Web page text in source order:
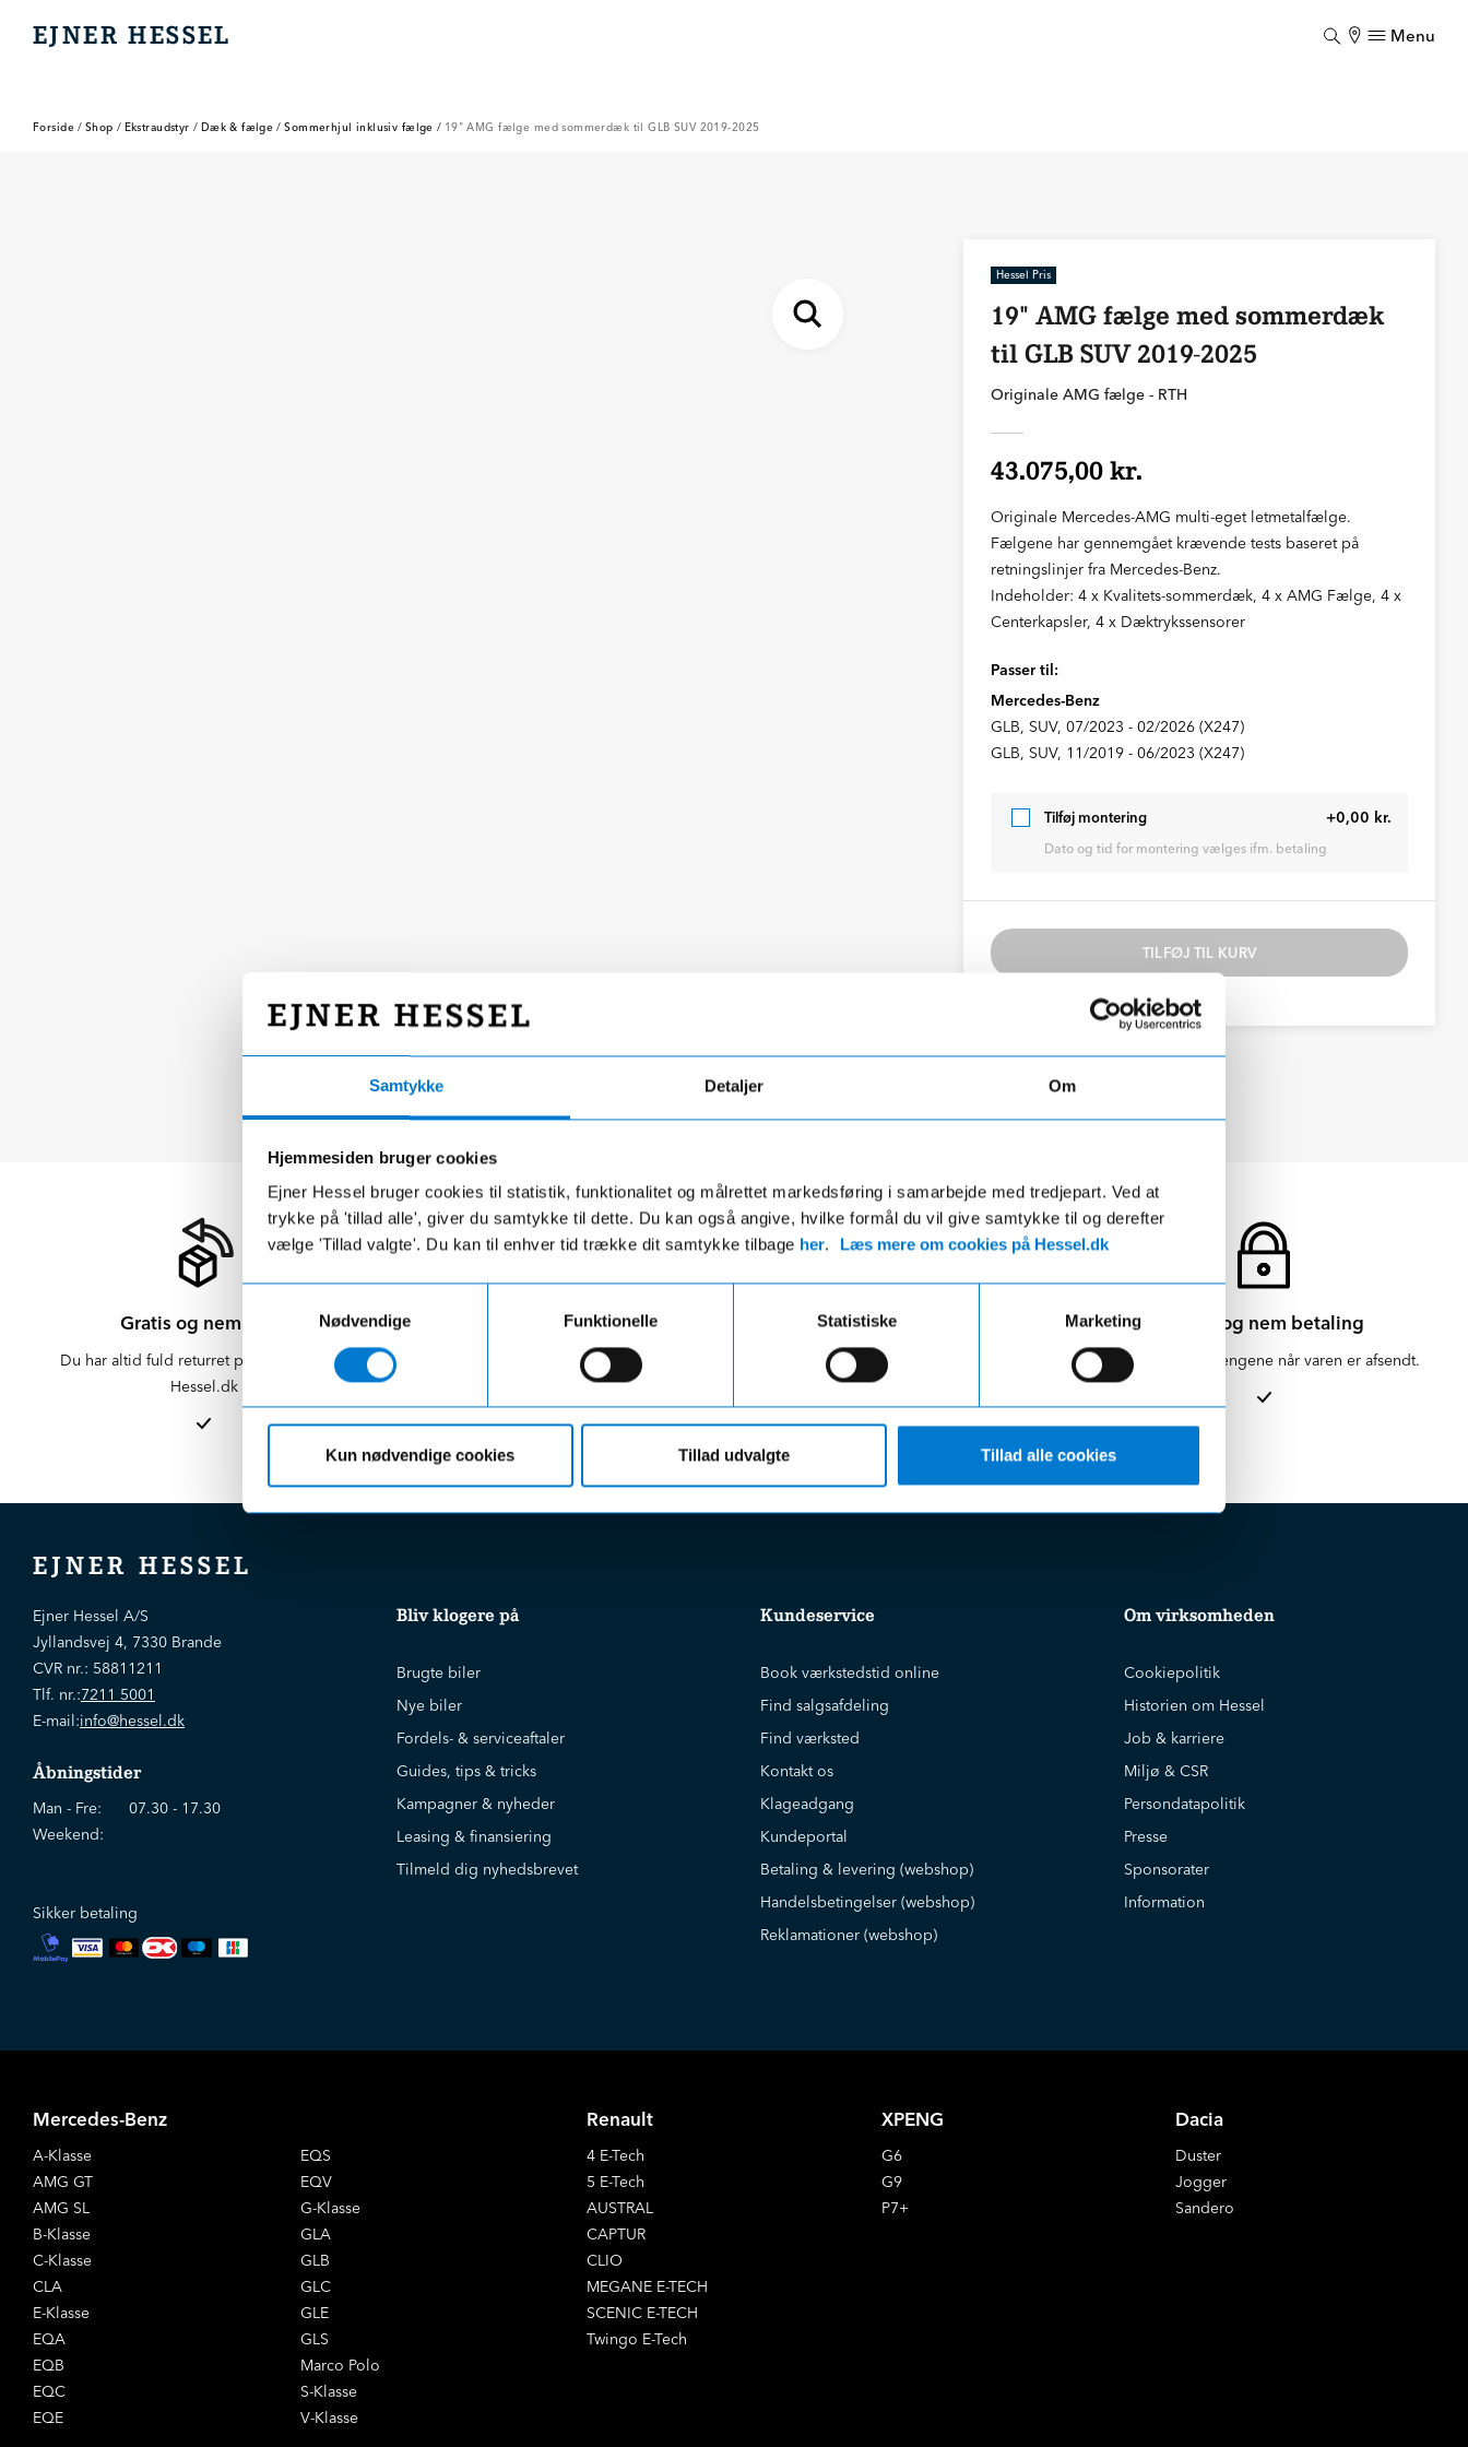
Samtykke Detaljer Om
Hjemmesiden bruger cookies
Ejner Hessel bruger cookies til statistik, funktionalitet og målrettet markedsføring i samarbejde med tredjepart. Ved at
trykke på 'tillad alle', giver du samtykke til dette. Du kan også angive, hvilke formål du vil give samtykke til og derefter
vælge 'Tillad valgte'. Du kan til enhver tid trække dit samtykke tilbage her. Læs mere om cookies på Hessel.dk
Nødvendige
Funktionelle Statistiske Marketing
Kun nødvendige cookies Tillad udvalgte Tillad alle cookies
EJNER HESSEL Menu
Forside / Shop / Ekstraudstyr / Dæk & fælge / Sommerhjul inklusiv fælge / 19" AMG fælge med sommerdæk til GLB SUV 2019-2025
Hessel Pris
19" AMG fælge med sommerdæk
til GLB SUV 2019-2025
Originale AMG fælge - RTH
43.075,00 kr.
Originale Mercedes-AMG multi-eget letmetalfælge.
Fælgene har gennemgået krævende tests baseret på
retningslinjer fra Mercedes-Benz.
Indeholder: 4 x Kvalitets-sommerdæk, 4 x AMG Fælge, 4 x
Centerkapsler, 4 x Dæktrykssensorer
Passer til:
Mercedes-Benz
GLB, SUV, 07/2023 - 02/2026 (X247)
GLB, SUV, 11/2019 - 06/2023 (X247)
Tilføj montering +0,00 kr.
Dato og tid for montering vælges ifm. betaling
TILFØJ TIL KURV
Se datablad
Gratis og nem retur
Du har altid fuld returret på varer købt på
Hessel.dk
Fri fragt
Der er altid fri fragt på ordre over 599,- og der
er altid gratis afhentning i en af vores
afdelinger uanset beløbet på din ordre
Hurtig levering
VI leverer de fleste varer inden for 1-3
hverdage
Sikker og nem betaling
Vi hæver først pengene når varen er afsendt.
EJNER HESSEL
Ejner Hessel A/S
Jyllandsvej 4, 7330 Brande
CVR nr.: 58811211
Tlf. nr.:7211 5001
E-mail:info@hessel.dk
Åbningstider
Man - Fre:
07.30 - 17.30
Weekend:
Sikker betaling
Bliv klogere på
Brugte biler
Nye biler
Fordels- & serviceaftaler
Guides, tips & tricks
Kampagner & nyheder
Leasing & finansiering
Tilmeld dig nyhedsbrevet
Kundeservice
Book værkstedstid online
Find salgsafdeling
Find værksted
Kontakt os
Klageadgang
Kundeportal
Betaling & levering (webshop)
Handelsbetingelser (webshop)
Reklamationer (webshop)
Om virksomheden
Cookiepolitik
Historien om Hessel
Job & karriere
Miljø & CSR
Persondatapolitik
Presse
Sponsorater
Information
Mercedes-Benz
A-Klasse
AMG GT
AMG SL
B-Klasse
C-Klasse
CLA
E-Klasse
EQA
EQB
EQC
EQE
EQS
EQV
G-Klasse
GLA
GLB
GLC
GLE
GLS
Marco Polo
S-Klasse
V-Klasse
Renault
4 E-Tech
5 E-Tech
AUSTRAL
CAPTUR
CLIO
MEGANE E-TECH
SCENIC E-TECH
Twingo E-Tech
XPENG
G6
G9
P7+
Dacia
Duster
Jogger
Sandero